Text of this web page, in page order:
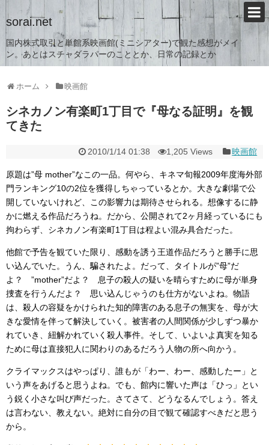
sorai.net
国内株式取引と単館系映画館(ミニシアター)で観た感想がメイ
ン。あとはスチャダラパーのこととか、日常の記録とか
ホーム 映画館
シネカノン有楽町1丁目で『母なる証明』を観
てきた
2010/1/14 01:38 1,205 Views 映画館
原題は”母 mother”なこの一品。何やら、キネマ旬報2009年度海外部
門ランキング10の2位を獲得しちゃっているとか。大きな劇場で公
開していないけれど、この影響力は期待させられる。想像するに静
かに燃える作品だろうね。だから、公開されて2ヶ月経っているにも
拘わらず、シネカノン有楽町1丁目は程よい混み具合だった。
他館で予告を観ていた限り、感動を誘う王道作品だろうと勝手に思
い込んでいた。うん、騙されたよ。だって、タイトルが”母”だ
よ？ ”mother”だよ？ 息子の殺人の疑いを晴らすために母が単身
捜査を行うんだよ？ 思い込んじゃうのも仕方がないよね。物語
は、殺人の容疑をかけられた知的障害のある息子の無実を、母が大
きな愛情を伴って解決していく。被害者の人間関係が少しずつ暴か
れていき、紐解かれていく殺人事件。そして、いよいよ真実を知る
ために母は直接犯人に関わりのあるだろう人物の所へ向かう。
クライマックスはやっぱり、誰もが「わー、わー、感動したー」と
いう声をあげると思うよね。でも、館内に響いた声は「ひっ」とい
う鋭く小さな叫び声だった。さてさて、どうなるんでしょう。答え
は言わない、教えない。絶対に自分の目で観て確認すべきだと思う
から。